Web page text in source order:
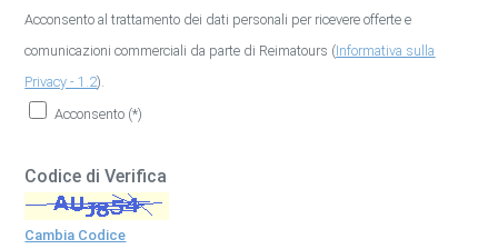
Acconsento al trattamento dei dati personali per ricevere offerte e
comunicazioni commerciali da parte di Reimatours (Informativa sulla
Privacy - 1.2).
Acconsento (*)
Codice di Verifica
Cambia Codice